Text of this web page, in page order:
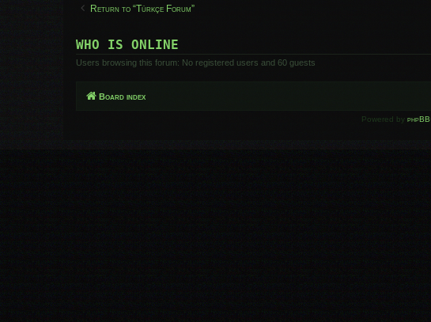
Return to “Türkçe Forum”
WHO IS ONLINE
Users browsing this forum: No registered users and 60 guests
Board index
Powered by phpBB